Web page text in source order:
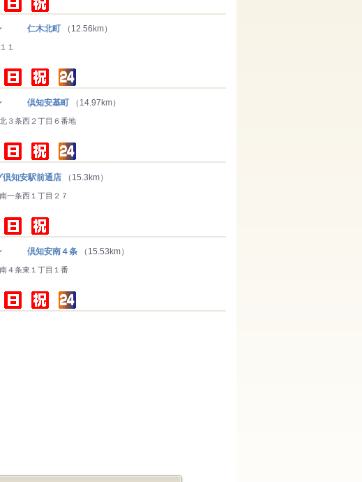
ン 仁木北町 （12.56km）
１
倶知安基町 （14.97km）
３条西２丁目６番地
知安駅前通店 （15.3km）
一条西１丁目２７
倶知安南４条 （15.53km）
４条東１丁目１番